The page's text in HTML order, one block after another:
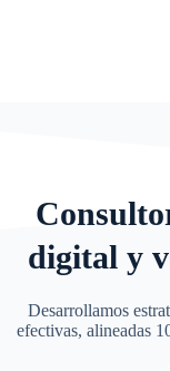
digital y
Desarrollamos
efectivas, alineadas